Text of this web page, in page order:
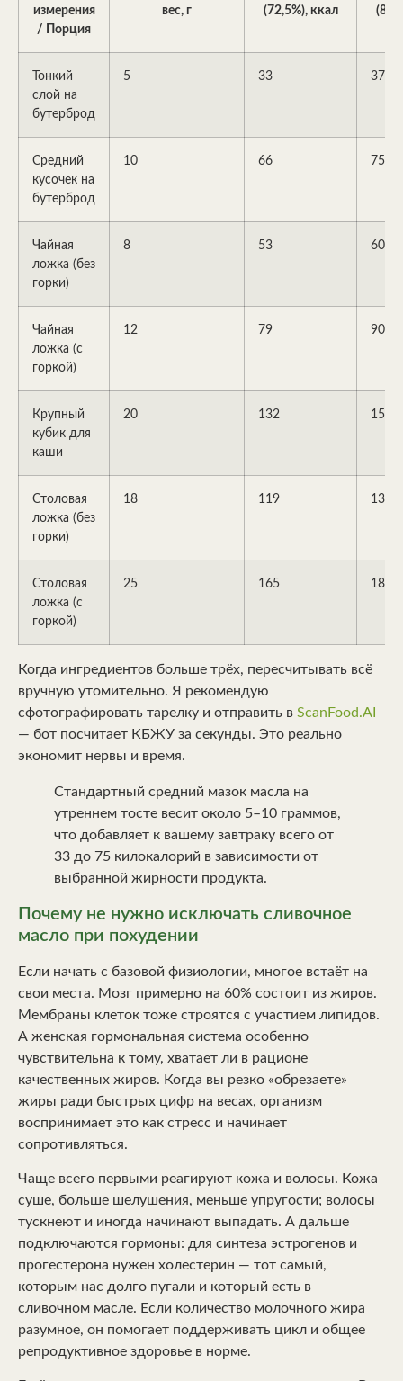
измерения
/ Порция
вес, г
(72,5%), ккал
Тонкий
слой на
бутерброд
5 33 37
Средний
кусочек на
бутерброд
10 66 75
Чайная
ложка (без
горки)
8 53 60
Чайная
ложка (с
горкой)
12 79 90
Крупный
кубик для
каши
20 132 150
Столовая
ложка (без
горки)
18 119 135
Столовая
ложка (с
горкой)
25 165 187
Когда ингредиентов больше трёх, пересчитывать всё
вручную утомительно. Я рекомендую
сфотографировать тарелку и отправить в ScanFood.AI
— бот посчитает КБЖУ за секунды. Это реально
экономит нервы и время.
Стандартный средний мазок масла на
утреннем тосте весит около 5–10 граммов,
что добавляет к вашему завтраку всего от
33 до 75 килокалорий в зависимости от
выбранной жирности продукта.
Почему не нужно исключать сливочное
масло при похудении
Если начать с базовой физиологии, многое встаёт на
свои места. Мозг примерно на 60% состоит из жиров.
Мембраны клеток тоже строятся с участием липидов.
А женская гормональная система особенно
чувствительна к тому, хватает ли в рационе
качественных жиров. Когда вы резко «обрезаете»
жиры ради быстрых цифр на весах, организм
воспринимает это как стресс и начинает
сопротивляться.
Чаще всего первыми реагируют кожа и волосы. Кожа
суше, больше шелушения, меньше упругости; волосы
тускнеют и иногда начинают выпадать. А дальше
подключаются гормоны: для синтеза эстрогенов и
прогестерона нужен холестерин — тот самый,
которым нас долго пугали и который есть в
сливочном масле. Если количество молочного жира
разумное, он помогает поддерживать цикл и общее
репродуктивное здоровье в норме.